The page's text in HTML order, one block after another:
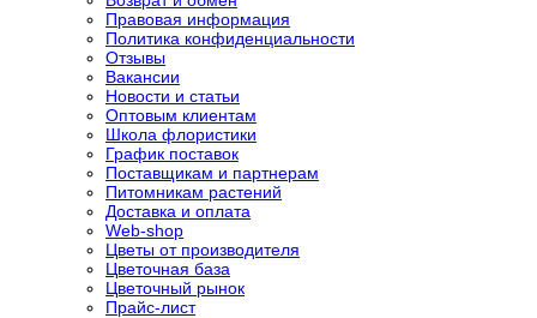
Правовая информация
Политика конфиденциальности
Отзывы
Вакансии
Новости и статьи
Оптовым клиентам
Школа флористики
График поставок
Поставщикам и партнерам
Питомникам растений
Доставка и оплата
Web-shop
Цветы от производителя
Цветочная база
Цветочный рынок
Прайс-лист